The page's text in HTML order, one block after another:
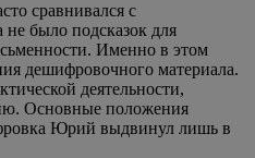
сравнивался с
было подсказок для
Именно в этом
дешифровочного материала.
деятельности,
Основные положения
Юрий выдвинул лишь в